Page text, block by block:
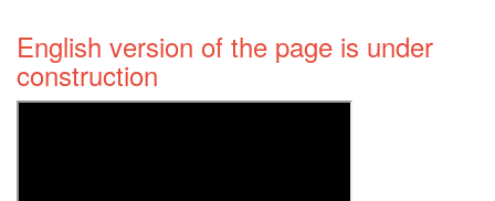
English version of the page is under
construction